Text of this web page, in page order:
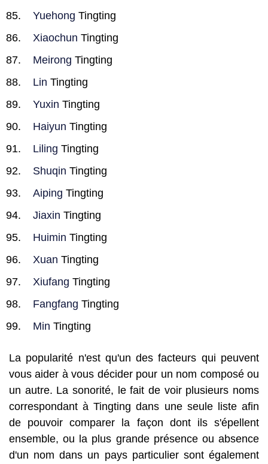
Yuehong Tingting
Xiaochun Tingting
Meirong Tingting
Lin Tingting
Yuxin Tingting
Haiyun Tingting
Liling Tingting
Shuqin Tingting
Aiping Tingting
Jiaxin Tingting
Huimin Tingting
Xuan Tingting
Xiufang Tingting
Fangfang Tingting
Min Tingting
La popularité n'est qu'un des facteurs qui peuvent
vous aider à vous décider pour un nom composé ou
un autre. La sonorité, le fait de voir plusieurs noms
correspondant à Tingting dans une seule liste afin
de pouvoir comparer la façon dont ils s'épellent
ensemble, ou la plus grande présence ou absence
d'un nom dans un pays particulier sont également